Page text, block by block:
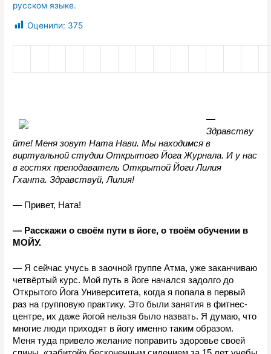
русском языке.
Оценили: 375
—
Здравству
йте! Меня зовут Ната Нави. Мы находимся в
виртуальной студии Открытого Йога Журнала. И у нас
в гостях преподаватель Открытой Йоги Лилия
Гханта. Здравствуй, Лилия!
— Привет, Ната!
— Расскажи о своём пути в йоге, о твоём обучении в
МОЙУ.
— Я сейчас учусь в заочной группе Атма, уже заканчиваю
четвёртый курс. Мой путь в йоге начался задолго до
Открытого Йога Университета, когда я попала в первый
раз на групповую практику. Это были занятия в фитнес-
центре, их даже йогой нельзя было назвать. Я думаю, что
многие люди приходят в йогу именно таким образом.
Меня туда привело желание поправить здоровье своей